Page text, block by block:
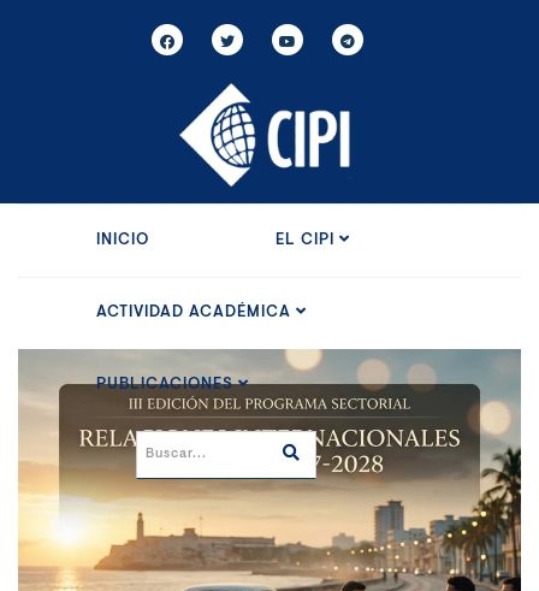
INICIO EL CIPI
ACTIVIDAD ACADÉMICA
PUBLICACIONES